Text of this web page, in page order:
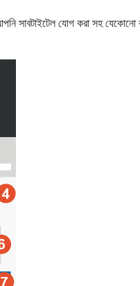
সাবটাইটেল যোগ করা সহ